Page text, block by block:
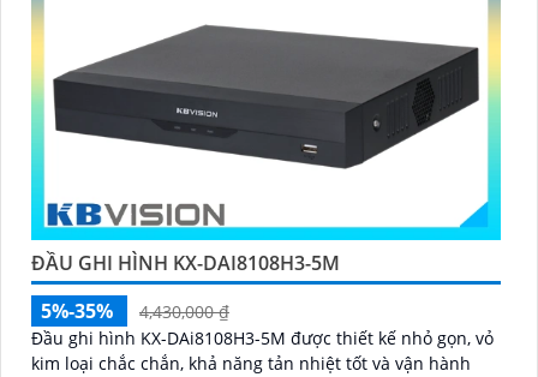
ĐẦU GHI HÌNH KX-DAI8108H3-5M
5%-35%
4,430,000 ₫
Đầu ghi hình KX-DAi8108H3-5M được thiết kế nhỏ gọn, vỏ
kim loại chắc chắn, khả năng tản nhiệt tốt và vận hành